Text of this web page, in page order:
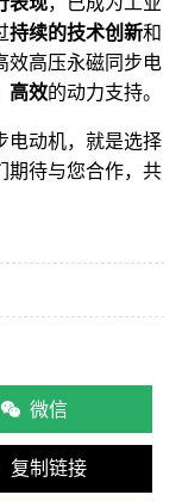
持续的技术创新和
效高压永磁同步电
高效的动力支持。
电动机，就是选择
期待与您合作，共
微信
复制链接